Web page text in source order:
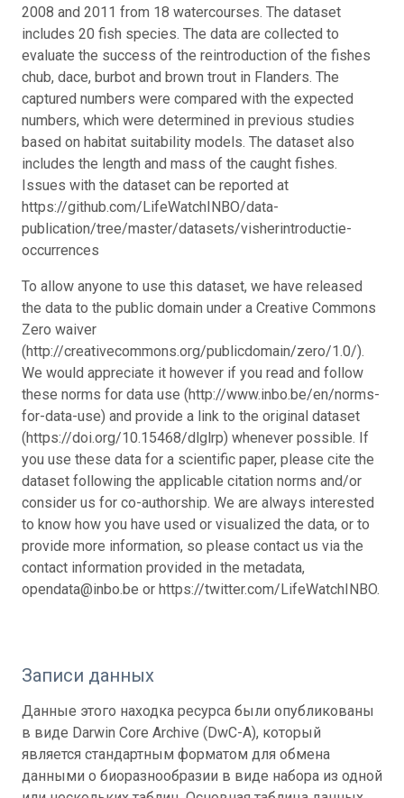
2008 and 2011 from 18 watercourses. The dataset
includes 20 fish species. The data are collected to
evaluate the success of the reintroduction of the fishes
chub, dace, burbot and brown trout in Flanders. The
captured numbers were compared with the expected
numbers, which were determined in previous studies
based on habitat suitability models. The dataset also
includes the length and mass of the caught fishes.
Issues with the dataset can be reported at
https://github.com/LifeWatchINBO/data-
publication/tree/master/datasets/visherintroductie-
occurrences
To allow anyone to use this dataset, we have released
the data to the public domain under a Creative Commons
Zero waiver
(http://creativecommons.org/publicdomain/zero/1.0/).
We would appreciate it however if you read and follow
these norms for data use (http://www.inbo.be/en/norms-
for-data-use) and provide a link to the original dataset
(https://doi.org/10.15468/dlglrp) whenever possible. If
you use these data for a scientific paper, please cite the
dataset following the applicable citation norms and/or
consider us for co-authorship. We are always interested
to know how you have used or visualized the data, or to
provide more information, so please contact us via the
contact information provided in the metadata,
opendata@inbo.be or https://twitter.com/LifeWatchINBO.
Записи данных
Данные этого находка ресурса были опубликованы
в виде Darwin Core Archive (DwC-A), который
является стандартным форматом для обмена
данными о биоразнообразии в виде набора из одной